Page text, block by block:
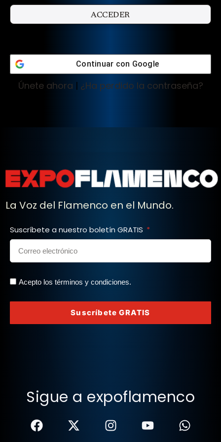
Continuar con Google
Únete ahora | ¿Ha perdido la contraseña?
La Voz del Flamenco en el Mundo.
Suscríbete a nuestro boletín GRATIS
Acepto los términos y condiciones.
Suscríbete GRATIS
Sigue a expoflamenco